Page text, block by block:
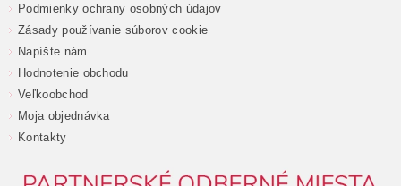
Podmienky ochrany osobných údajov
Zásady používanie súborov cookie
Napíšte nám
Hodnotenie obchodu
Veľkoobchod
Moja objednávka
Kontakty